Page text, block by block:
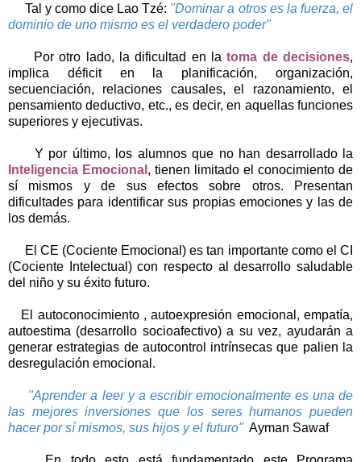
Tal y como dice Lao Tzé: "Dominar a otros es la fuerza, el
dominio de uno mismo es el verdadero poder"
Por otro lado, la dificultad en latoma de decisiones,
implica déficit en la planificación, organización,
secuenciación, relaciones causales, el razonamiento, el
pensamiento deductivo, etc., es decir, en aquellas funciones
superiores y ejecutivas.
Y por último, los alumnos que no han desarrollado la
Inteligencia Emocional , tienen limitado el conocimiento de
sí mismos y de sus efectos sobre otros. Presentan
dificultades para identificar sus propias emociones y las de
los demás.
El CE (Cociente Emocional) es tan importante como el CI
(Cociente Intelectual) con respecto al desarrollo saludable
del niño y su éxito futuro.
El autoconocimiento , autoexpresión emocional, empatía,
autoestima (desarrollo socioafectivo) a su vez, ayudarán a
generar estrategias de autocontrol intrínsecas que palien la
desregulación emocional.
"Aprender a leer y a escribir emocionalmente es una de
las mejores inversiones que los seres humanos pueden
hacer por sí mismos, sus hijos y el futuro" Ayman Sawaf